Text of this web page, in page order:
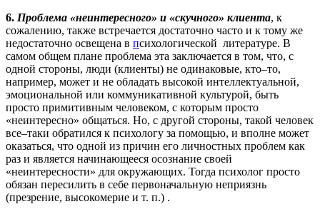
6. Проблема «неинтересного» и «скучного» клиента, к
сожалению, также встречается достаточно часто и к тому же
недостаточно освещена в психологической литературе. В
самом общем плане проблема эта заключается в том, что, с
одной стороны, люди (клиенты) не одинаковые, кто–то,
например, может и не обладать высокой интеллектуальной,
эмоциональной или коммуникативной культурой, быть
просто примитивным человеком, с которым просто
«неинтересно» общаться. Но, с другой стороны, такой человек
все–таки обратился к психологу за помощью, и вполне может
оказаться, что одной из причин его личностных проблем как
раз и является начинающееся осознание своей
«неинтересности» для окружающих. Тогда психолог просто
обязан пересилить в себе первоначальную неприязнь
(презрение, высокомерие и т. п.) .